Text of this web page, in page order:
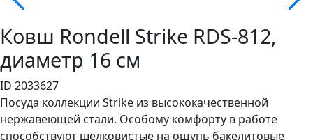
Ковш Rondell Strike RDS-812,
диаметр 16 см
ID 2033627
Посуда коллекции Strike из высококачественной
нержавеющей стали. Особому комфорту в работе
способствуют шелковистые на ощупь бакелитовые